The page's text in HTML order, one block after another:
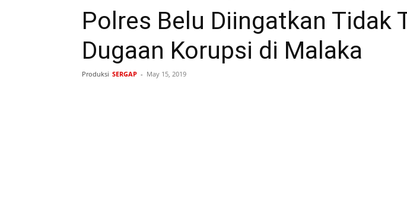
Polres Belu Diingatkan Tidak
Dugaan Korupsi di Malaka
Produksi SERGAP - May 15, 2019